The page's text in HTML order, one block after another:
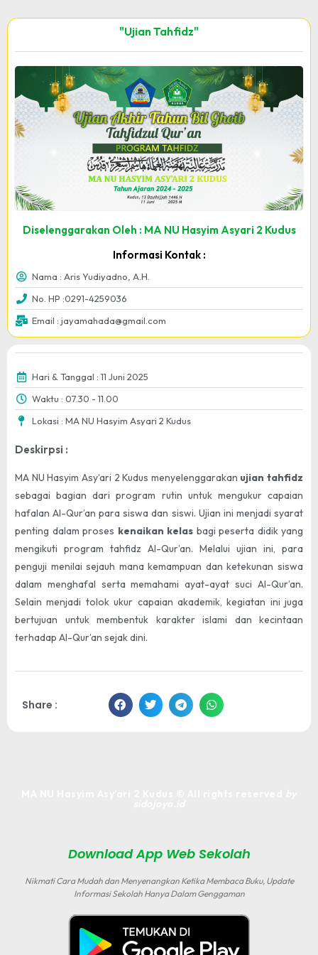
"Ujian Tahfidz"
Diselenggarakan Oleh : MA NU Hasyim Asyari 2 Kudus
Informasi Kontak :
Nama : Aris Yudiyadno, A.H.
No. HP :0291-4259036
Email : jayamahada@gmail.com
Hari & Tanggal : 11 Juni 2025
Waktu : 07.30 - 11.00
Lokasi : MA NU Hasyim Asyari 2 Kudus
Deskirpsi :
MA NU Hasyim Asy’ari 2 Kudus menyelenggarakan ujian tahfidz
sebagai bagian dari program rutin untuk mengukur capaian
hafalan Al-Qur’an para siswa dan siswi. Ujian ini menjadi syarat
penting dalam proses kenaikan kelas bagi peserta didik yang
mengikuti program tahfidz Al-Qur’an. Melalui ujian ini, para
penguji menilai sejauh mana kemampuan dan ketekunan siswa
dalam menghafal serta memahami ayat-ayat suci Al-Qur’an.
Selain menjadi tolok ukur capaian akademik, kegiatan ini juga
bertujuan untuk membentuk karakter islami dan kecintaan
terhadap Al-Qur’an sejak dini.
Share :
Download App Web Sekolah
Nikmati Cara Mudah dan Menyenangkan Ketika Membaca Buku, Update
Informasi Sekolah Hanya Dalam Genggaman